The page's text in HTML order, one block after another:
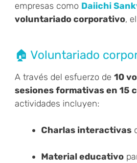
empresas como Daiichi
voluntariado corporativo,
🏠 Voluntariado
A través del esfuerzo de 10
sesiones formativas en 15
actividades incluyen:
Charlas interactivas
Material educativo